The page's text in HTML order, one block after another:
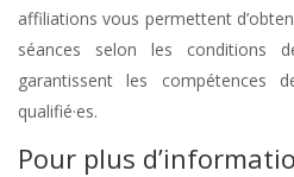
affiliations vous permettent
séances selon les conditions
garantissent les compétences
qualifié·es.
Pour plus